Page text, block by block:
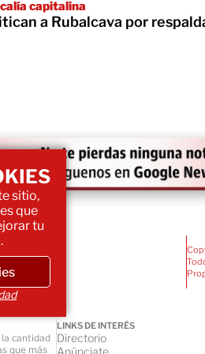
capitalina
a Rubalcava por
cantidad
que más
LINKS DE INTERÉS
Directorio
Anúnciate
sitio,
que
tu